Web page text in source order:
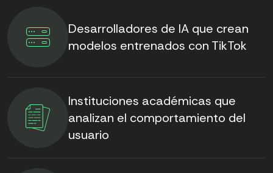
Desarrolladores de IA que crean
modelos entrenados con TikTok
Instituciones académicas que
analizan el comportamiento del
usuario